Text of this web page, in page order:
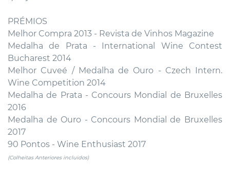
PRÉMIOS
Melhor Compra 2013 - Revista de Vinhos Magazine
Medalha de Prata - International Wine Contest
Bucharest 2014
Melhor Cuveé / Medalha de Ouro - Czech Intern.
Wine Competition 2014
Medalha de Prata - Concours Mondial de Bruxelles
2016
Medalha de Ouro - Concours Mondial de Bruxelles
2017
90 Pontos - Wine Enthusiast 2017
(Colheitas Anteriores incluidos)